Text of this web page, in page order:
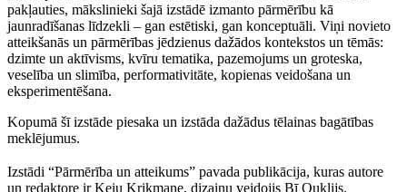
pakļauties, mākslinieki šajā izstādē izmanto pārmērību kā
jaunradīšanas līdzekli – gan estētiski, gan konceptuāli. Viņi novieto
atteikšanās un pārmērības jēdzienus dažādos kontekstos un tēmās:
dzimte un aktīvisms, kvīru tematika, pazemojums un groteska,
veselība un slimība, performativitāte, kopienas veidošana un
eksperimentēšana.
Kopumā šī izstāde piesaka un izstāda dažādus tēlainas bagātības
meklējumus.
Izstādi “Pārmērība un atteikums” pavada publikācija, kuras autore
un redaktore ir Keiu Krikmane, dizainu veidojis Bī Ouklijs.